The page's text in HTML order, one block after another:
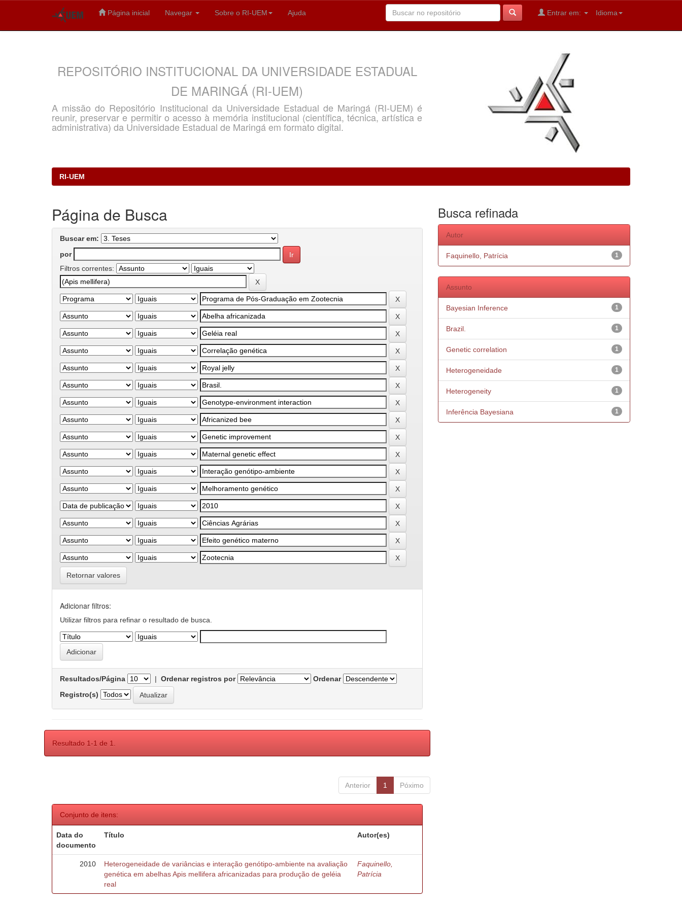
Página inicial Navegar Sobre o RI-UEM Ajuda Idioma
Entrar em:
REPOSITÓRIO INSTITUCIONAL DA UNIVERSIDADE ESTADUAL
DE MARINGÁ (RI-UEM)
A missão do Repositório Institucional da Universidade Estadual de Maringá (RI-UEM) é
reunir, preservar e permitir o acesso à memória institucional (científica, técnica, artística e
administrativa) da Universidade Estadual de Maringá em formato digital.
RI-UEM
Página de Busca
Buscar em:
por
Filtros correntes:
Retornar valores
Adicionar filtros:
Utilizar filtros para refinar o resultado de busca.
Resultados/Página | Ordenar registros por
Ordenar
Registro(s)
Resultado 1-1 de 1.
Anterior 1 Póximo
Conjunto de itens:
Data do
documento
Título Autor(es)
2010
Heterogeneidade de variâncias e interação genótipo-ambiente na avaliação
genética em abelhas Apis mellifera africanizadas para produção de geléia
real
Faquinello,
Patrícia
Busca refinada
Autor
1
Faquinello, Patrícia
Assunto
1
Bayesian Inference
1
Brazil.
1
Genetic correlation
1
Heterogeneidade
1
Heterogeneity
1
Inferência Bayesiana